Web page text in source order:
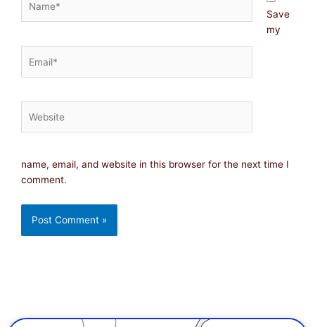
Save
my
name, email, and website in this browser for the next time I
comment.